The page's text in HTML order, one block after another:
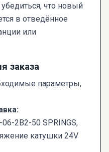
убедиться, что новый
в отведённое
или
заказа
параметры,
2В2-50 SPRINGS,
катушки 24V